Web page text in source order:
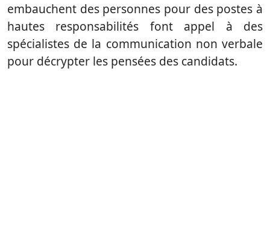
embauchent des personnes pour des postes à
hautes responsabilités font appel à des
spécialistes de la communication non verbale
pour décrypter les pensées des candidats.